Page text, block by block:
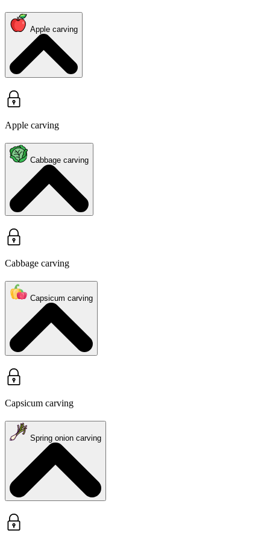
Apple carving
Apple carving
Cabbage carving
Cabbage carving
Capsicum carving
Capsicum carving
Spring onion carving